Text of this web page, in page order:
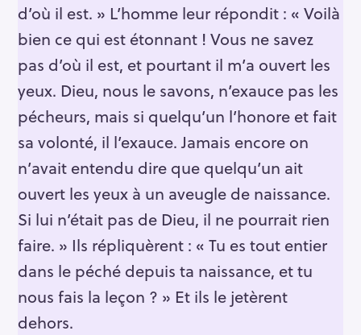
d’où il est. » L’homme leur répondit : « Voilà
bien ce qui est étonnant ! Vous ne savez
pas d’où il est, et pourtant il m’a ouvert les
yeux. Dieu, nous le savons, n’exauce pas les
pécheurs, mais si quelqu’un l’honore et fait
sa volonté, il l’exauce. Jamais encore on
n’avait entendu dire que quelqu’un ait
ouvert les yeux à un aveugle de naissance.
Si lui n’était pas de Dieu, il ne pourrait rien
faire. » Ils répliquèrent : « Tu es tout entier
dans le péché depuis ta naissance, et tu
nous fais la leçon ? » Et ils le jetèrent
dehors.